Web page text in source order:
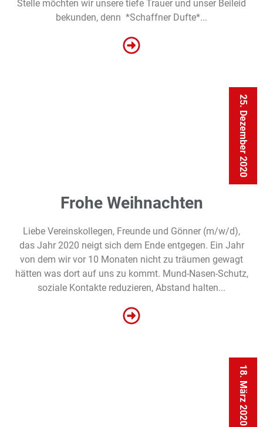
Stelle möchten wir unsere tiefe Trauer und unser Beileid
bekunden, denn *Schaffner Dufte*...
25. Dezember 2020
Frohe Weihnachten
Liebe Vereinskollegen, Freunde und Gönner (m/w/d),
das Jahr 2020 neigt sich dem Ende entgegen. Ein Jahr
von dem wir vor 10 Monaten nicht zu träumen gewagt
hätten was dort auf uns zu kommt. Mund-Nasen-Schutz,
soziale Kontakte reduzieren, Abstand halten...
18. März 2020